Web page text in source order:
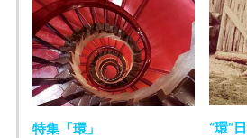
特集「環」 “環”